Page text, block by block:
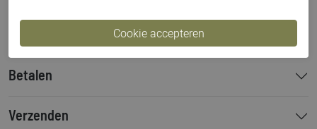
Bestelcode
000002665
Betalen
Verzenden